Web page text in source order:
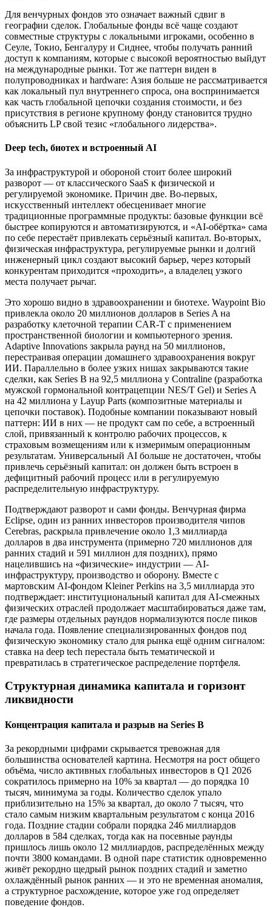
Для венчурных фондов это означает важный сдвиг в
географии сделок. Глобальные фонды всё чаще создают
совместные структуры с локальными игроками, особенно в
Сеуле, Токио, Бенгалуру и Сиднее, чтобы получать ранний
доступ к компаниям, которые с высокой вероятностью выйдут
на международные рынки. Тот же паттерн виден в
полупроводниках и hardware: Азия больше не рассматривается
как локальный пул внутреннего спроса, она воспринимается
как часть глобальной цепочки создания стоимости, и без
присутствия в регионе крупному фонду становится трудно
объяснить LP свой тезис «глобального лидерства».
Deep tech, биотех и встроенный AI
За инфраструктурой и обороной стоит более широкий
разворот — от классического SaaS к физической и
регулируемой экономике. Причин две. Во-первых,
искусственный интеллект обесценивает многие
традиционные программные продукты: базовые функции всё
быстрее копируются и автоматизируются, и «AI-обёртка» сама
по себе перестаёт привлекать серьёзный капитал. Во-вторых,
физическая инфраструктура, регулируемые рынки и долгий
инженерный цикл создают высокий барьер, через который
конкурентам приходится «проходить», а владелец узкого
места получает рычаг.
Это хорошо видно в здравоохранении и биотехе. Waypoint Bio
привлекла около 20 миллионов долларов в Series A на
разработку клеточной терапии CAR-T с применением
пространственной биологии и компьютерного зрения.
Adaptive Innovations закрыла раунд на 50 миллионов,
перестраивая операции домашнего здравоохранения вокруг
ИИ. Параллельно в более узких нишах закрываются такие
сделки, как Series B на 92,5 миллиона у Contraline (разработка
мужской гормональной контрацепции NES/T Gel) и Series A
на 42 миллиона у Layup Parts (композитные материалы и
цепочки поставок). Подобные компании показывают новый
паттерн: ИИ в них — не продукт сам по себе, а встроенный
слой, привязанный к контролю рабочих процессов, к
страховым возмещениям или к измеримым операционным
результатам. Универсальный AI больше не достаточен, чтобы
привлечь серьёзный капитал: он должен быть встроен в
дефицитный рабочий процесс или в регулируемую
распределительную инфраструктуру.
Подтверждают разворот и сами фонды. Венчурная фирма
Eclipse, один из ранних инвесторов производителя чипов
Cerebras, раскрыла привлечение около 1,3 миллиарда
долларов в два инструмента (примерно 720 миллионов для
ранних стадий и 591 миллион для поздних), прямо
нацелившись на «физические» индустрии — AI-
инфраструктуру, производство и оборону. Вместе с
мартовским AI-фондом Kleiner Perkins на 3,5 миллиарда это
подтверждает: институциональный капитал для AI-смежных
физических отраслей продолжает масштабироваться даже там,
где размеры отдельных раундов нормализуются после пиков
начала года. Появление специализированных фондов под
физическую экономику стало для рынка ещё одним сигналом:
ставка на deep tech перестала быть тематической и
превратилась в стратегическое распределение портфеля.
Структурная динамика капитала и горизонт
ликвидности
Концентрация капитала и разрыв на Series B
За рекордными цифрами скрывается тревожная для
большинства основателей картина. Несмотря на рост общего
объёма, число активных глобальных инвесторов в Q1 2026
сократилось примерно на 10% за квартал — до порядка 10
тысяч, минимума за годы. Количество сделок упало
приблизительно на 15% за квартал, до около 7 тысяч, что
стало самым низким квартальным результатом с конца 2016
года. Поздние стадии собрали порядка 246 миллиардов
долларов в 584 сделках, тогда как на посевные раунды
пришлось лишь около 12 миллиардов, распределённых между
почти 3800 командами. В одной паре статистик одновременно
живёт рекордно щедрый рынок поздних стадий и заметно
охлаждённый рынок ранних — и это не временная аномалия,
а структурное расхождение, которое уже год определяет
поведение фондов.